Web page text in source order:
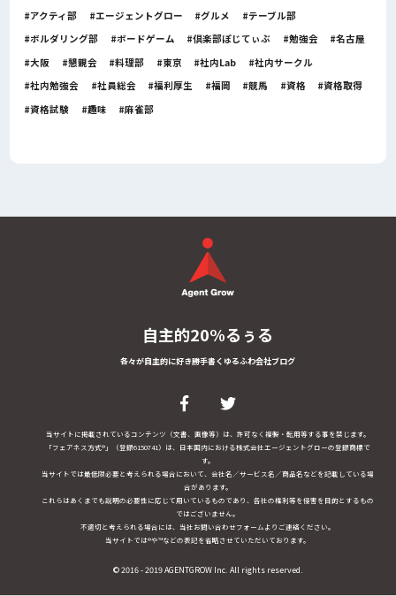
アクティ部
エージェントグロー グルメ
テーブル部
ボルダリング部
ボードゲーム 倶楽部ぽじてぃぶ 勉強会
名古屋
大阪
懇親会 料理部 東京 社内Lab
社内サークル
社内勉強会
社員総会 福利厚生 福岡 競馬 資格
資格取得
資格試験
趣味 麻雀部
自主的20%るぅる
各々が自主的に好き勝手書くゆるふわ会社ブログ
当サイトに掲載されているコンテンツ（文書、画像等）は、許可なく複製・転用等する事を禁じます。
「フェアネス方式®」（登録6150741）は、日本国内における株式会社エージェントグローの登録商標で
す。
当サイトでは最低限必要と考えられる場合において、会社名／サービス名／商品名などを記載している場
合があります。
これらはあくまでも説明の必要性に応じて用いているものであり、各社の権利等を侵害を目的とするもの
ではございません。
不適切と考えられる場合には、当社お問い合わせフォームよりご連絡ください。
当サイトでは®や™などの表記を省略させていただいております。
© 2016 - 2019 AGENTGROW Inc. All rights reserved.